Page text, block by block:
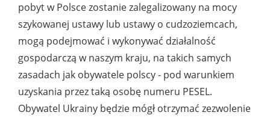
pobyt w Polsce zostanie zalegalizowany na mocy
szykowanej ustawy lub ustawy o cudzoziemcach,
mogą podejmować i wykonywać działalność
gospodarczą w naszym kraju, na takich samych
zasadach jak obywatele polscy - pod warunkiem
uzyskania przez taką osobę numeru PESEL.
Obywatel Ukrainy będzie mógł otrzymać zezwolenie